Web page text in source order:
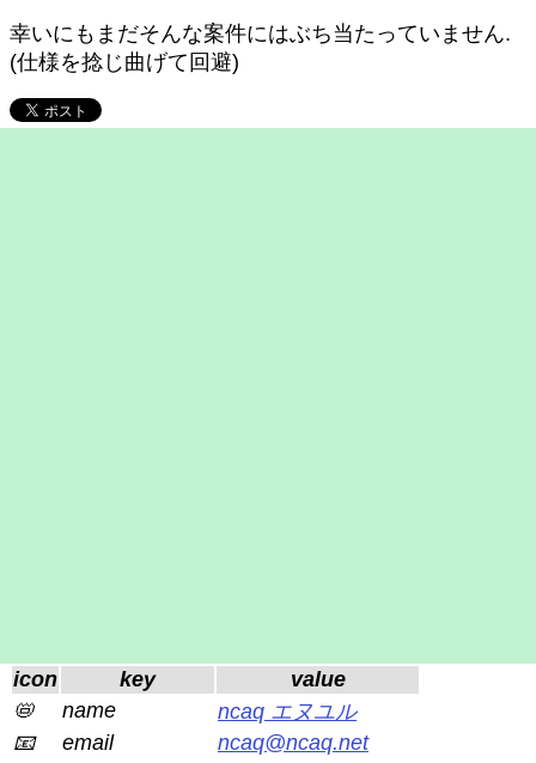
幸いにもまだそんな案件にはぶち当たっていません.
(仕様を捻じ曲げて回避)
icon key
value
📛
name
ncaq エヌユル
📧
email
ncaq@ncaq.net